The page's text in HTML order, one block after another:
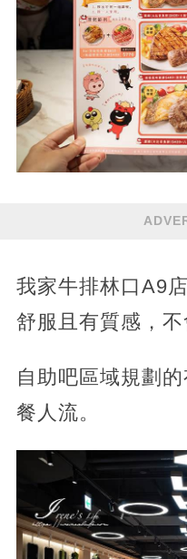
我家牛排林口A9
舒服且有質感，不
自助吧區域規劃
餐人流。